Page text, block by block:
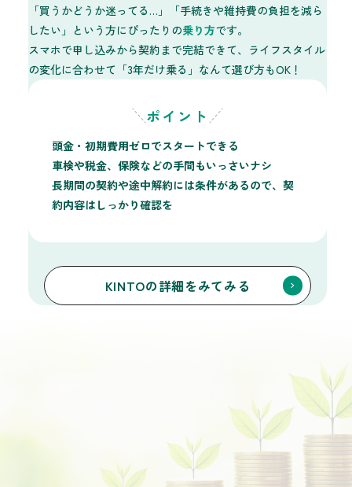
「買うかどうか迷ってる…」「手続きや維持費の負担を減ら
したい」という方にぴったりの乗り方です。
スマホで申し込みから契約まで完結できて、ライフスタイル
の変化に合わせて「3年だけ乗る」なんて選び方もOK！
ポイント
頭金・初期費用ゼロでスタートできる
車検や税金、保険などの手間もいっさいナシ
長期間の契約や途中解約には条件があるので、契
約内容はしっかり確認を
KINTOの詳細をみてみる